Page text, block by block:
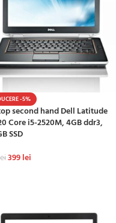
-5%
second hand Dell Latitude
Core i5-2520M, 4GB ddr3,
SSD
399lei